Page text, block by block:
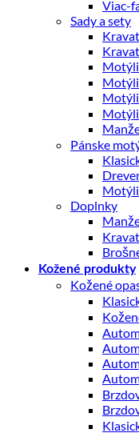
Viac-
Sady a sety
Pánske
Doplnky
Kožené produkty
Kožené